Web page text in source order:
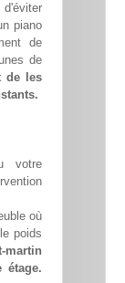
piano
de
de
de les
votre
où
poids
martin
étage.